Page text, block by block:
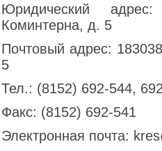
Юридический
Коминтерна, д. 5
Почтовый адрес:
5
Тел.: (8152) 692-544,
Факс: (8152) 692-541
Электронная почта: